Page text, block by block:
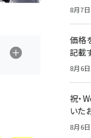
8月7
価格
記載
8月6
祝・
いた
8月6